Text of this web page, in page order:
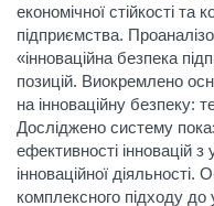
економічної стійкості та
підприємства.
«інноваційна безпека
позицій. Виокремлено
на інноваційну безпеку:
Досліджено систему
ефективності інновацій
інноваційної діяльності.
комплексного підходу до